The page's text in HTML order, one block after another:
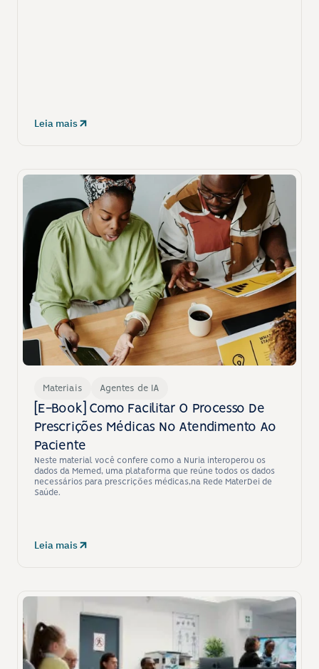
Leia mais
Materiais Agentes de IA
[E-Book] Como Facilitar O Processo De
Prescrições Médicas No Atendimento Ao
Paciente
Neste material você confere como a Nuria interoperou os
dados da Memed, uma plataforma que reúne todos os dados
necessários para prescrições médicas,na Rede MaterDei de
Saúde.
Leia mais